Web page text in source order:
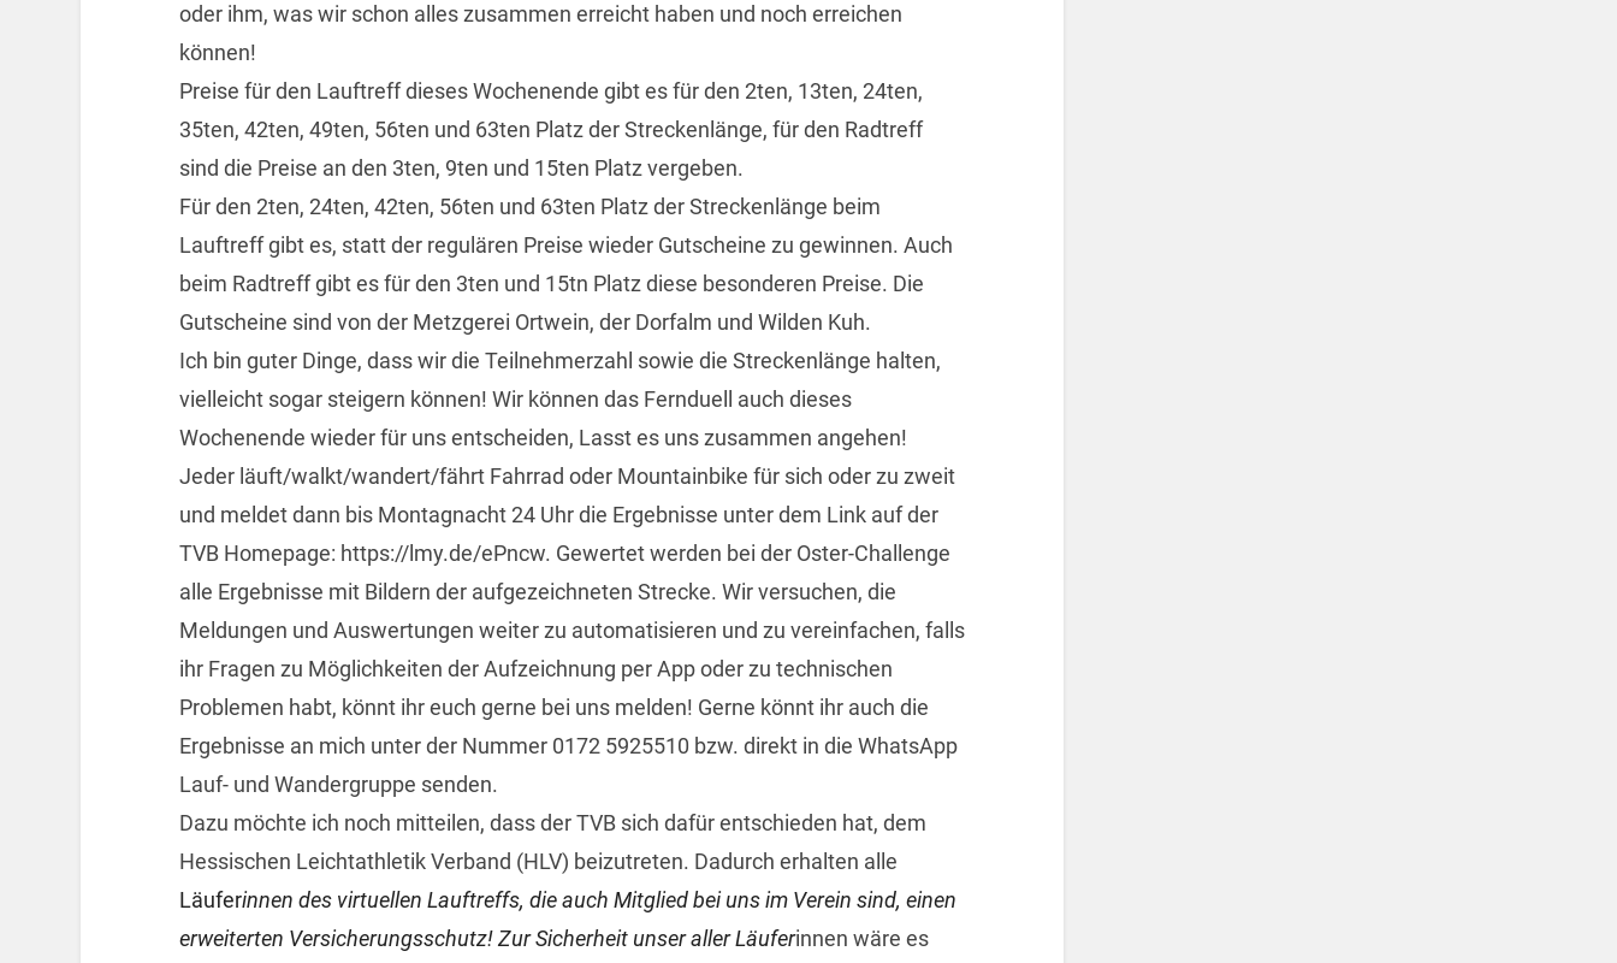
oder ihm, was wir schon alles zusammen erreicht haben und noch erreichen
können!
Preise für den Lauftreff dieses Wochenende gibt es für den 2ten, 13ten, 24ten,
35ten, 42ten, 49ten, 56ten und 63ten Platz der Streckenlänge, für den Radtreff
sind die Preise an den 3ten, 9ten und 15ten Platz vergeben.
Für den 2ten, 24ten, 42ten, 56ten und 63ten Platz der Streckenlänge beim
Lauftreff gibt es, statt der regulären Preise wieder Gutscheine zu gewinnen. Auch
beim Radtreff gibt es für den 3ten und 15tn Platz diese besonderen Preise. Die
Gutscheine sind von der Metzgerei Ortwein, der Dorfalm und Wilden Kuh.
Ich bin guter Dinge, dass wir die Teilnehmerzahl sowie die Streckenlänge halten,
vielleicht sogar steigern können! Wir können das Fernduell auch dieses
Wochenende wieder für uns entscheiden, Lasst es uns zusammen angehen!
Jeder läuft/walkt/wandert/fährt Fahrrad oder Mountainbike für sich oder zu zweit
und meldet dann bis Montagnacht 24 Uhr die Ergebnisse unter dem Link auf der
TVB Homepage: https://lmy.de/ePncw. Gewertet werden bei der Oster-Challenge
alle Ergebnisse mit Bildern der aufgezeichneten Strecke. Wir versuchen, die
Meldungen und Auswertungen weiter zu automatisieren und zu vereinfachen, falls
ihr Fragen zu Möglichkeiten der Aufzeichnung per App oder zu technischen
Problemen habt, könnt ihr euch gerne bei uns melden! Gerne könnt ihr auch die
Ergebnisse an mich unter der Nummer 0172 5925510 bzw. direkt in die WhatsApp
Lauf- und Wandergruppe senden.
Dazu möchte ich noch mitteilen, dass der TVB sich dafür entschieden hat, dem
Hessischen Leichtathletik Verband (HLV) beizutreten. Dadurch erhalten alle
Läuferinnen des virtuellen Lauftreffs, die auch Mitglied bei uns im Verein sind, einen
erweiterten Versicherungsschutz! Zur Sicherheit unser aller Läuferinnen wäre es